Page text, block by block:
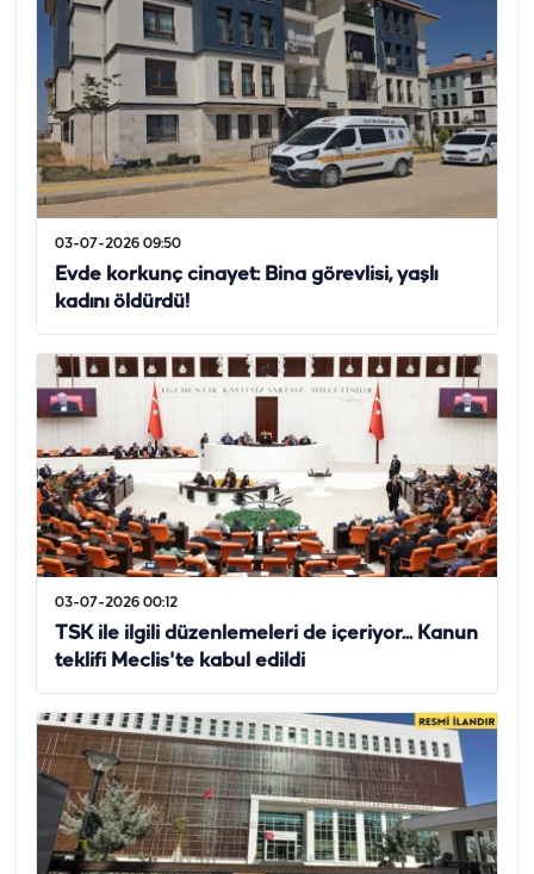
03-07-2026 09:50
Evde korkunç cinayet: Bina görevlisi, yaşlı
kadını öldürdü!
03-07-2026 00:12
TSK ile ilgili düzenlemeleri de içeriyor... Kanun
teklifi Meclis'te kabul edildi